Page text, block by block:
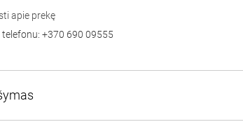
apie prekę
telefonu: +370 690 09555